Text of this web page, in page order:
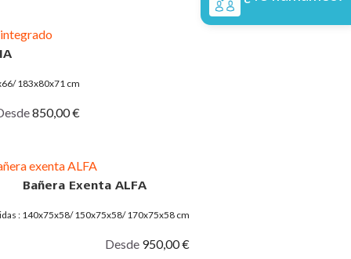
183x80x71 cm
850,00 €
Bañera Exenta ALFA
: 140x75x58/ 150x75x58/ 170x75x58 cm
Desde 950,00 €